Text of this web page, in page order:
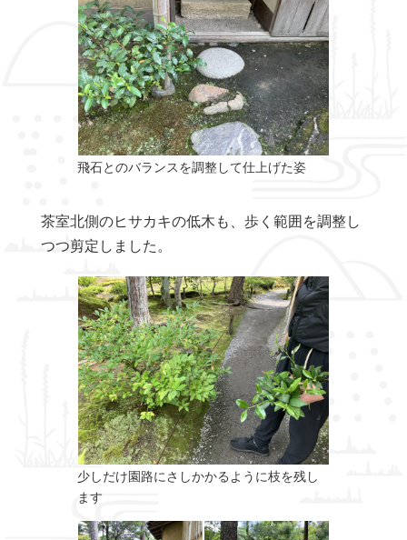
飛石とのバランスを調整して仕上げた姿
茶室北側のヒサカキの低木も、歩く範囲を調整し
つつ剪定しました。
少しだけ園路にさしかかるように枝を残し
ます